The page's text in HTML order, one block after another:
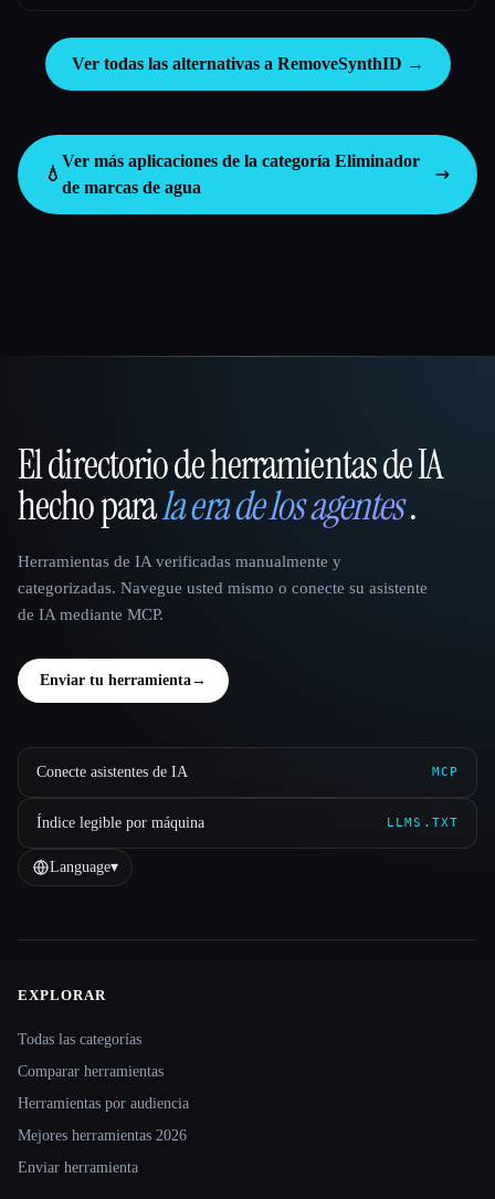
Ver todas las alternativas a RemoveSynthID →
💧
Ver más aplicaciones de la categoría Eliminador
de marcas de agua
That AI Collection
El directorio de herramientas de IA
hecho parala era de los agentes.
Herramientas de IA verificadas manualmente y
categorizadas. Navegue usted mismo o conecte su asistente
de IA mediante MCP.
Enviar tu herramienta→
Conecte asistentes de IA MCP
Índice legible por máquina LLMS.TXT
Language▾
Site navigation
EXPLORAR
Todas las categorías
Comparar herramientas
Herramientas por audiencia
Mejores herramientas 2026
Enviar herramienta